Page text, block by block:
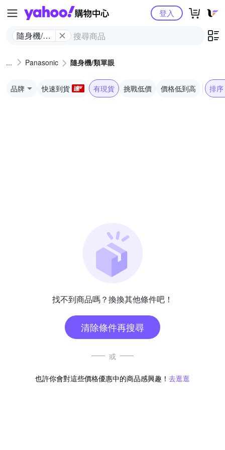
Yahoo購物中心
隨身機/類
登入
Panasonic 隨身機/類單眼
品牌 快速到貨 有現貨 挑戰低價 價格低到高 排序
找不到商品嗎？換換其他條件吧！
清除條件再搜尋
或
也許你會對這些價格優惠中的商品感興趣！ 去逛逛